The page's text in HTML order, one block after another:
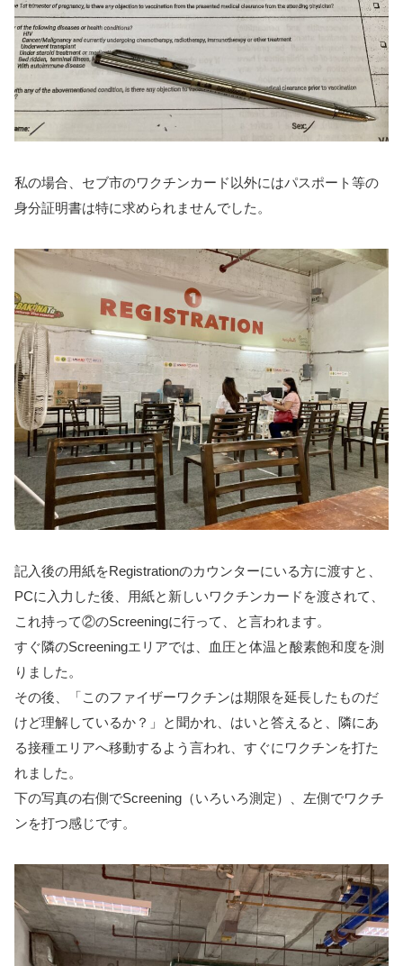
私の場合、セブ市のワクチンカード以外にはパスポート等の
身分証明書は特に求められませんでした。
記入後の用紙をRegistrationのカウンターにいる方に渡すと、
PCに入力した後、用紙と新しいワクチンカードを渡されて、
これ持って②のScreeningに行って、と言われます。
すぐ隣のScreeningエリアでは、血圧と体温と酸素飽和度を測
りました。
その後、「このファイザーワクチンは期限を延長したものだ
けど理解しているか？」と聞かれ、はいと答えると、隣にあ
る接種エリアへ移動するよう言われ、すぐにワクチンを打た
れました。
下の写真の右側でScreening（いろいろ測定）、左側でワクチ
ンを打つ感じです。